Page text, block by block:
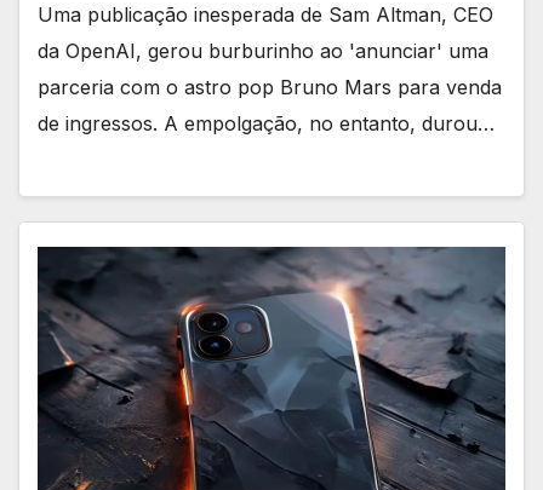
Uma publicação inesperada de Sam Altman, CEO
da OpenAI, gerou burburinho ao 'anunciar' uma
parceria com o astro pop Bruno Mars para venda
de ingressos. A empolgação, no entanto, durou…